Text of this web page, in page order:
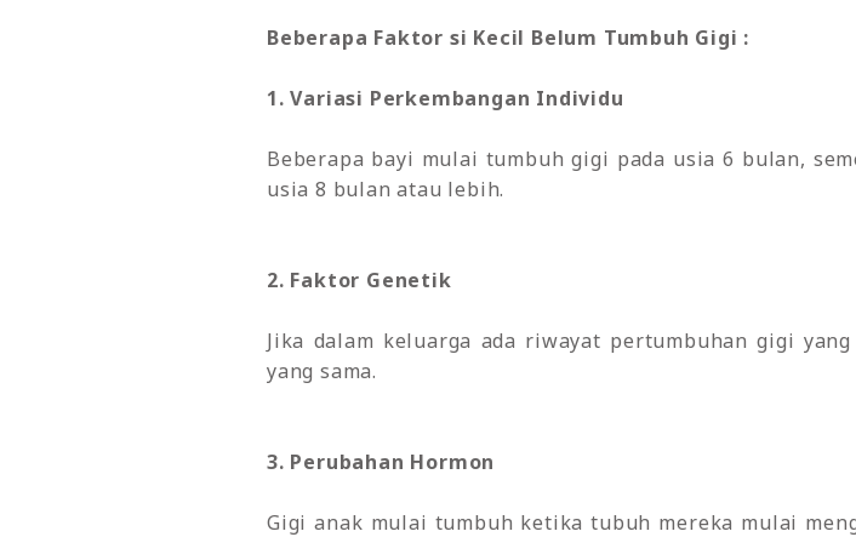
Beberapa Faktor si Kecil Belum Tumbuh Gigi :
1. Variasi Perkembangan Individu
Beberapa bayi mulai tumbuh gigi pada usia 6 bulan,
usia 8 bulan atau lebih.
2. Faktor Genetik
Jika dalam keluarga ada riwayat pertumbuhan gigi
yang sama.
3. Perubahan Hormon
Gigi anak mulai tumbuh ketika tubuh mereka mulai